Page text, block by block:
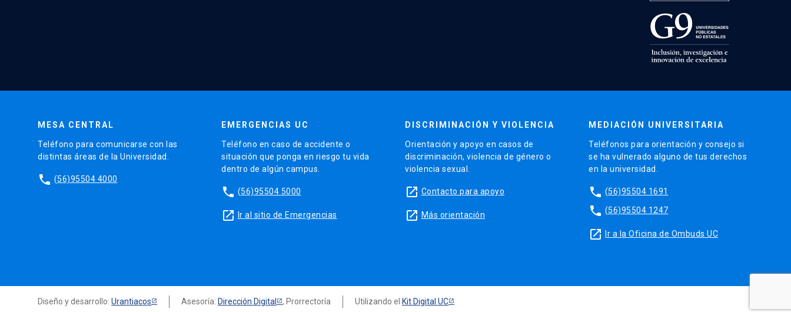
MESA CENTRAL
Teléfono para comunicarse con las
distintas áreas de la Universidad.
phone (56)95504 4000
EMERGENCIAS UC
Teléfono en caso de accidente o
situación que ponga en riesgo tu vida
dentro de algún campus.
phone (56)95504 5000
launch Ir al sitio de Emergencias
DISCRIMINACIÓN Y VIOLENCIA
Orientación y apoyo en casos de
discriminación, violencia de género o
violencia sexual.
launch Contacto para apoyo
launch Más orientación
MEDIACIÓN UNIVERSITARIA
Teléfonos para orientación y consejo si
se ha vulnerado alguno de tus derechos
en la universidad.
phone (56)95504 1691
phone (56)95504 1247
launch Ir a la Oficina de Ombuds UC
Diseño y desarrollo: Urantiacos Asesoría: Dirección Digital , Prorrectoría Utilizando el Kit Digital UC